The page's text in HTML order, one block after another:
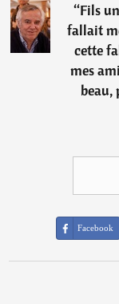
“Fils
fallait
cette
mes
beau,
Facebook